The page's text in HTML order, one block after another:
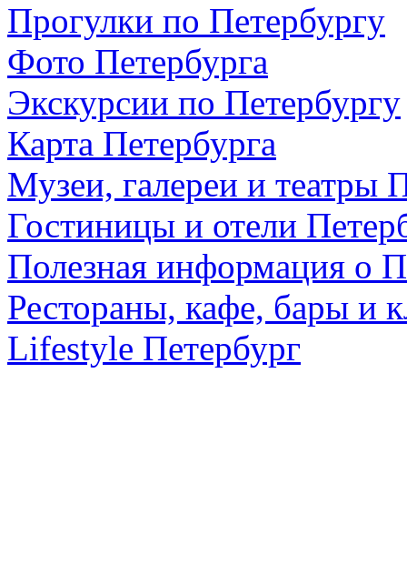
Прогулки по Петербургу
Фото Петербурга
Экскурсии по Петербургу
Карта Петербурга
Музеи, галереи и театры
Гостиницы и отели
Полезная информация о
Рестораны, кафе, бары и
Lifestyle Петербург